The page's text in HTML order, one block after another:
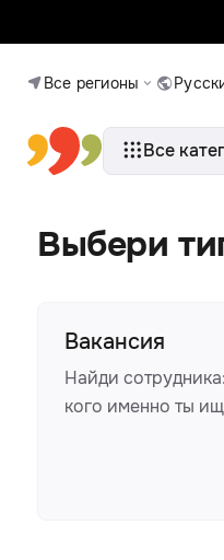
Все регионы
Все
Выбери
Вакансия
Найди
кого именно ты